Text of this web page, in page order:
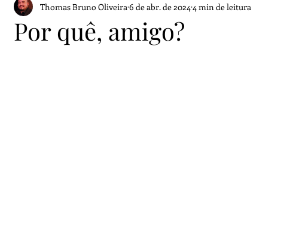
Pessoa Livraria Paraíba Patrimônio Histórico
Por quê, amigo?
Thomas Bruno Oliveira 6 de abr. de 2024 4 min de leitura